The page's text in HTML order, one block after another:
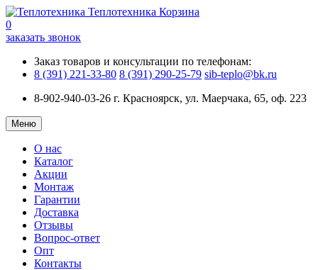
Теплотехника Корзина
0
заказать звонок
Заказ товаров и консультации по телефонам:
8 (391) 221-33-80 8 (391) 290-25-79 sib-teplo@bk.ru
8-902-940-03-26 г. Красноярск, ул. Маерчака, 65, оф. 223
Меню
О нас
Каталог
Акции
Монтаж
Гарантии
Доставка
Отзывы
Вопрос-ответ
Опт
Контакты